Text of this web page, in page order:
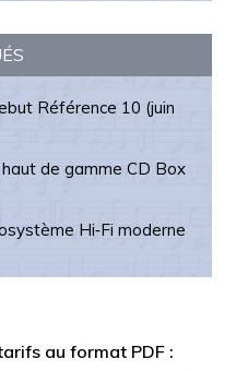
au format PDF :
Référence 10 (juin
de gamme CD Box
Hi‑Fi moderne